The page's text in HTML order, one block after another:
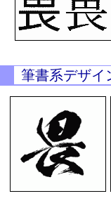
筆書系デザイ